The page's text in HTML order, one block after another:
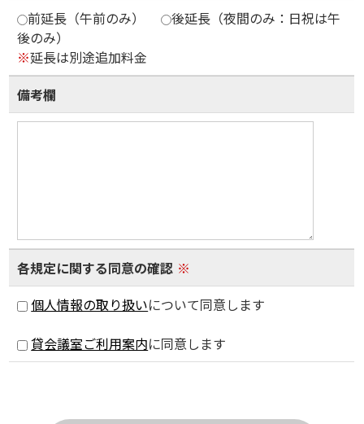
前延長（午前のみ）
後延長（夜間のみ：日祝は午
後のみ）
※延長は別途追加料金
備考欄
各規定に関する同意の確認 ※
個人情報の取り扱いについて同意します
貸会議室ご利用案内に同意します